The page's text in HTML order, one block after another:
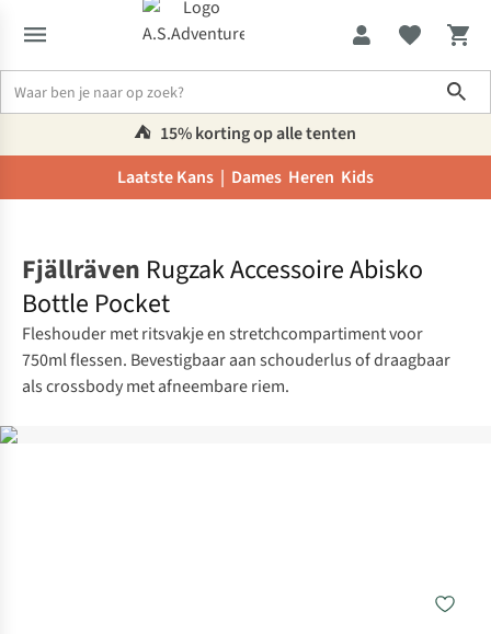
⛺️ 15% korting op alle tenten
Laatste Kans | Dames Heren Kids
Fjällräven Rugzak Accessoire Abisko
Bottle Pocket
Fleshouder met ritsvakje en stretchcompartiment voor
750ml flessen. Bevestigbaar aan schouderlus of draagbaar
als crossbody met afneembare riem.